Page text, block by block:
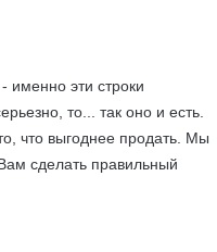
эти строки
то... так оно и есть.
что выгоднее продать. Мы
сделать правильный